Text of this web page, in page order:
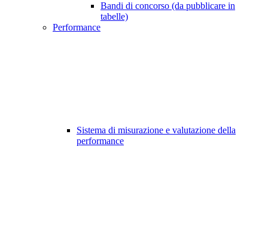
Bandi di concorso (da pubblicare in
tabelle)
Performance
Sistema di misurazione e valutazione della
performance